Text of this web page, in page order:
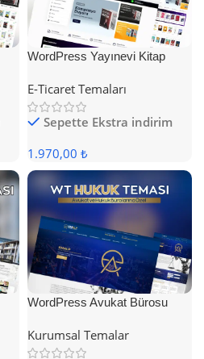
WordPress Yayınevi Kitap
E-Ticaret Temaları
Sepette Ekstra indirim
1.970,00 ₺
WordPress Avukat Bürosu
Kurumsal Temalar